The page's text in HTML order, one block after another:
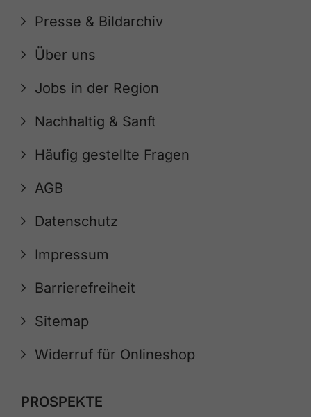
Presse & Bildarchiv
Über uns
Jobs in der Region
Nachhaltig & Sanft
Häufig gestellte Fragen
AGB
Datenschutz
Impressum
Barrierefreiheit
Sitemap
Widerruf für Onlineshop
PROSPEKTE